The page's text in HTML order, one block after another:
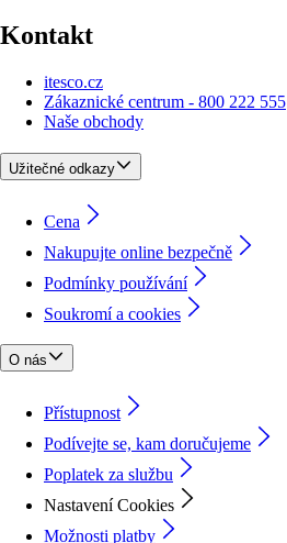
Kontakt
itesco.cz
Zákaznické centrum - 800 222 555
Naše obchody
Užitečné odkazy
Cena
Nakupujte online bezpečně
Podmínky používání
Soukromí a cookies
O nás
Přístupnost
Podívejte se, kam doručujeme
Poplatek za službu
Nastavení Cookies
Možnosti platby